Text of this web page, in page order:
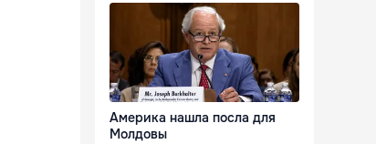
Америка нашла посла для
Молдовы